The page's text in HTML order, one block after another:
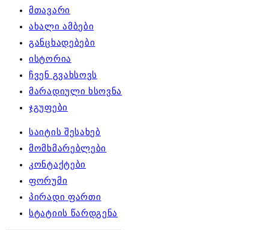
მთავარი
ახალი ამბები
განცხადებები
ისტორია
ჩვენ გვახსოვს
მარადიული ხსოვნა
ჯგუფები
საიტის შესახებ
მომხმარებლები
კონტაქტები
ფორუმი
პირადი ფართი
სტატიის წარდგენა